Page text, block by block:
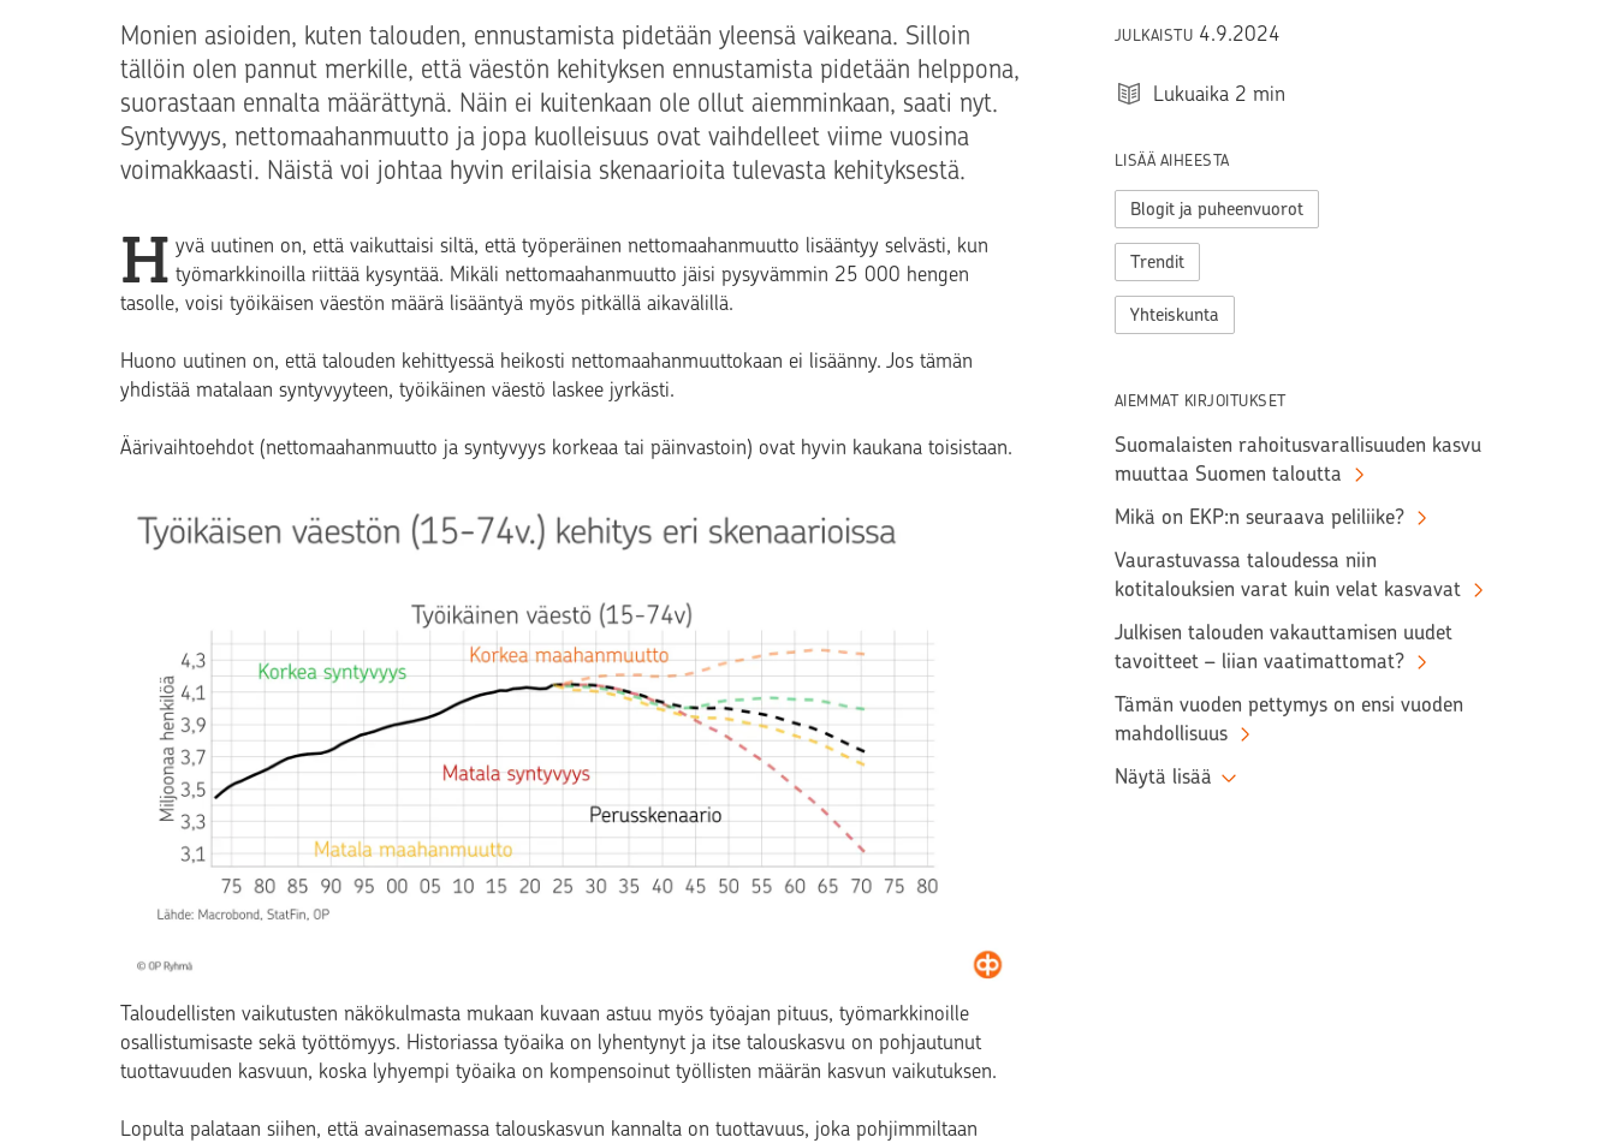
Monien asioiden, kuten talouden, ennustamista pidetään yleensä vaikeana. Silloin
tällöin olen pannut merkille, että väestön kehityksen ennustamista pidetään helppona,
suorastaan ennalta määrättynä. Näin ei kuitenkaan ole ollut aiemminkaan, saati nyt.
Syntyvyys, nettomaahanmuutto ja jopa kuolleisuus ovat vaihdelleet viime vuosina
voimakkaasti. Näistä voi johtaa hyvin erilaisia skenaarioita tulevasta kehityksestä.
H yvä uutinen on, että vaikuttaisi siltä, että työperäinen nettomaahanmuutto lisääntyy selvästi, kun
työmarkkinoilla riittää kysyntää. Mikäli nettomaahanmuutto jäisi pysyvämmin 25 000 hengen
tasolle, voisi työikäisen väestön määrä lisääntyä myös pitkällä aikavälillä.
Huono uutinen on, että talouden kehittyessä heikosti nettomaahanmuuttokaan ei lisäänny. Jos tämän
yhdistää matalaan syntyvyyteen, työikäinen väestö laskee jyrkästi.
Äärivaihtoehdot (nettomaahanmuutto ja syntyvyys korkeaa tai päinvastoin) ovat hyvin kaukana toisistaan.
Taloudellisten vaikutusten näkökulmasta mukaan kuvaan astuu myös työajan pituus, työmarkkinoille
osallistumisaste sekä työttömyys. Historiassa työaika on lyhentynyt ja itse talouskasvu on pohjautunut
tuottavuuden kasvuun, koska lyhyempi työaika on kompensoinut työllisten määrän kasvun vaikutuksen.
Lopulta palataan siihen, että avainasemassa talouskasvun kannalta on tuottavuus, joka pohjimmiltaan
JULKAISTU 4.9.2024
Lukuaika 2 min
LISÄÄ AIHEESTA
Blogit ja puheenvuorot
Trendit
Yhteiskunta
AIEMMAT KIRJOITUKSET
Suomalaisten rahoitusvarallisuuden kasvu
muuttaa Suomen taloutta
Mikä on EKP:n seuraava peliliike?
Vaurastuvassa taloudessa niin
kotitalouksien varat kuin velat kasvavat
Julkisen talouden vakauttamisen uudet
tavoitteet – liian vaatimattomat?
Tämän vuoden pettymys on ensi vuoden
mahdollisuus
Näytä lisää